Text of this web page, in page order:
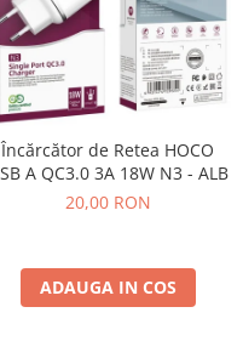
Încărcător de Retea HOCO
USB A QC3.0 3A 18W N3 - ALB
20,00 RON
ADAUGA IN COS